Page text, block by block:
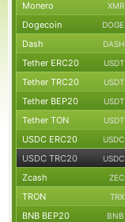
Monero XMR
Dogecoin DOGE
Dash DASH
Tether ERC20 USDT
Tether TRC20 USDT
Tether BEP20 USDT
Tether TON USDT
USDC ERC20 USDC
USDC TRC20 USDC
Zcash ZEC
TRON TRX
BNB BEP20 BNB